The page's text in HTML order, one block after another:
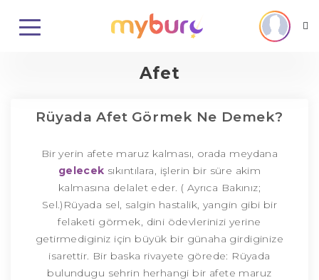
Afet
Rüyada Afet Görmek Ne Demek?
Bir yerin afete maruz kalması, orada meydana
gelecek sıkıntılara, işlerin bir süre akim
kalmasına delalet eder. ( Ayrıca Bakınız;
Sel.)Rüyada sel, salgin hastalik, yangin gibi bir
felaketi görmek, dini ödevlerinizi yerine
getirmediginiz için büyük bir günaha girdiginize
isarettir. Bir baska rivayete görede: Rüyada
bulundugu sehrin herhangi bir afete maruz